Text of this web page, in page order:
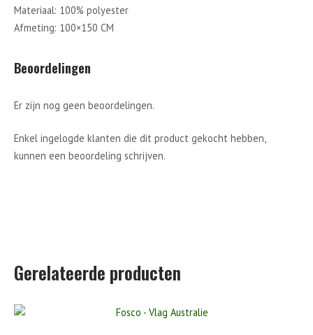
Materiaal: 100% polyester
Afmeting: 100×150 CM
Beoordelingen
Er zijn nog geen beoordelingen.
Enkel ingelogde klanten die dit product gekocht hebben,
kunnen een beoordeling schrijven.
Gerelateerde producten